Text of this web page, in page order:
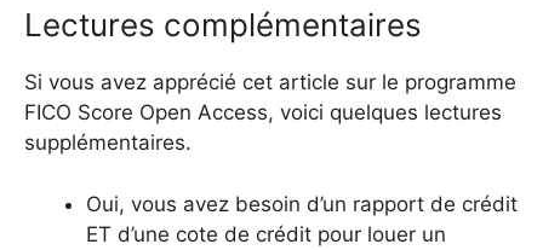
Lectures complémentaires
Si vous avez apprécié cet article sur le programme
FICO Score Open Access, voici quelques lectures
supplémentaires.
Oui, vous avez besoin d’un rapport de crédit
ET d’une cote de crédit pour louer un